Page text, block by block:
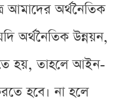
আমাদের অর্থনৈতিক
অর্থনৈতিক উন্নয়ন,
হয়, তাহলে আইন-
হবে। না হলে